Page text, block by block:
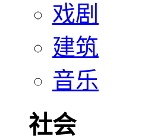
戏剧
建筑
音乐
社会